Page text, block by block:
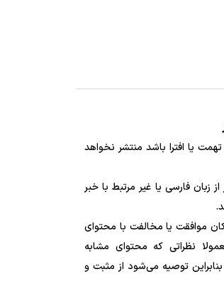
یا افترا باشد منتشر نخواهد
زبان فارسی یا غیر مرتبط با خبر
موافقت یا مخالفت با محتوای
نظراتی که محتوای مشابه
بنابراین توصیه می‌شود از مثبت و